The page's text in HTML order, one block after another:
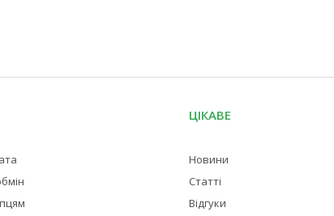
ЦІКАВЕ
Новини
Статті
Відгуки